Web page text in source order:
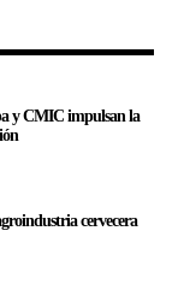
y CMIC impulsan la
cervecera